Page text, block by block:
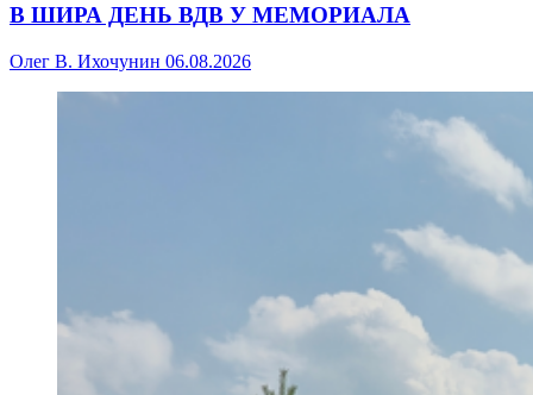
В ШИРА ДЕНЬ ВДВ У МЕМОРИАЛА
Олег В. Ихочунин 06.08.2026